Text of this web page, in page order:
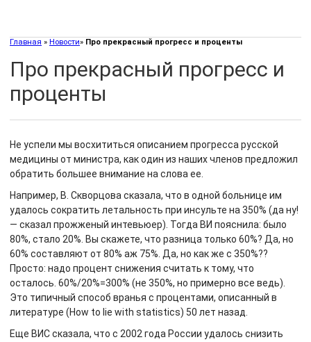
Главная » Новости» Про прекрасный прогресс и проценты
Про прекрасный прогресс и
проценты
Не успели мы восхититься описанием прогресса русской
медицины от министра, как один из наших членов предложил
обратить большее внимание на слова ее.
Например, В. Скворцова сказала, что в одной больнице им
удалось сократить летальность при инсульте на 350% (да ну!
— сказал прожженый интевьюер). Тогда ВИ пояснила: было
80%, стало 20%. Вы скажете, что разница только 60%? Да, но
60% составляют от 80% аж 75%. Да, но как же с 350%??
Просто: надо процент снижения считать к тому, что
осталось. 60%/20%=300% (не 350%, но примерно все ведь).
Это типичный способ вранья с процентами, описанный в
литературе (How to lie with statistics) 50 лет назад.
Еще ВИС сказала, что с 2002 года России удалось снизить